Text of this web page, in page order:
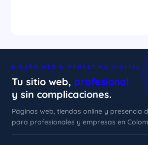
DISEÑO WEB & MARKETING DIGITAL
Tu sitio web, profesional
y sin complicaciones.
Páginas web, tiendas online y presencia
para profesionales y empresas en
xImenA